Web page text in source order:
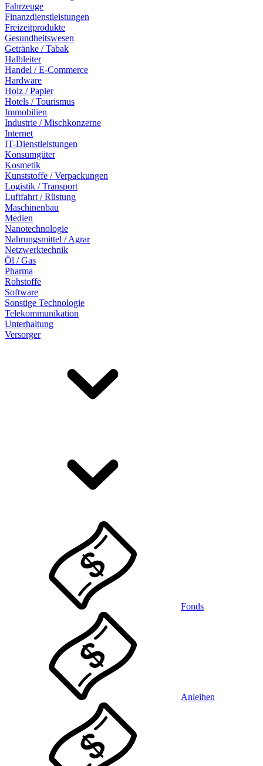
Fahrzeuge
Finanzdienstleistungen
Freizeitprodukte
Gesundheitswesen
Getränke / Tabak
Halbleiter
Handel / E-Commerce
Hardware
Holz / Papier
Hotels / Tourismus
Immobilien
Industrie / Mischkonzerne
Internet
IT-Dienstleistungen
Konsumgüter
Kosmetik
Kunststoffe / Verpackungen
Logistik / Transport
Luftfahrt / Rüstung
Maschinenbau
Medien
Nanotechnologie
Nahrungsmittel / Agrar
Netzwerktechnik
Öl / Gas
Pharma
Rohstoffe
Software
Sonstige Technologie
Telekommunikation
Unterhaltung
Versorger
Fonds
Anleihen